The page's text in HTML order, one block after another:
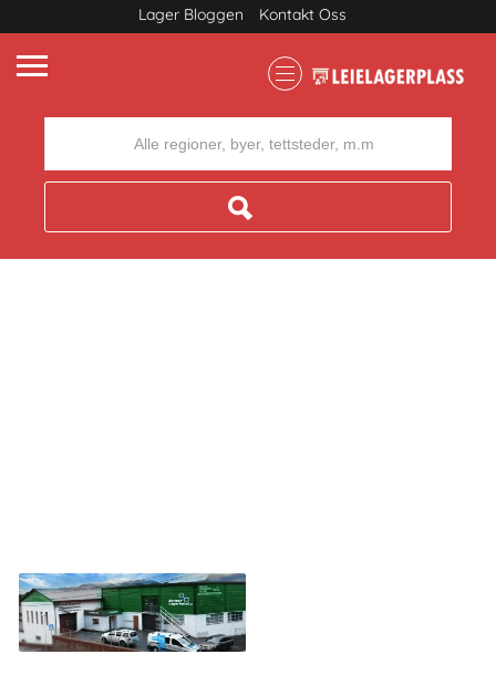
Lager Bloggen Kontakt Oss